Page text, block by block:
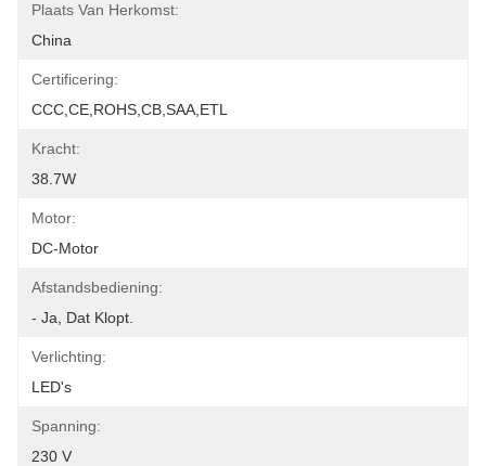
Plaats Van Herkomst:
China
Certificering:
CCC,CE,ROHS,CB,SAA,ETL
Kracht:
38.7W
Motor:
DC-Motor
Afstandsbediening:
- Ja, Dat Klopt.
Verlichting:
LED's
Spanning:
230 V